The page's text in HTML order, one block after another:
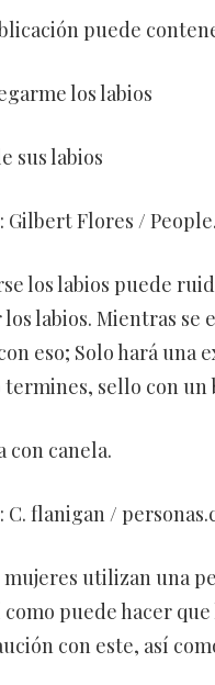
puede
los labios
sus labios
Gilbert Flores /
los labios puede
labios. Mientras se
eso; Solo hará una
termines, sello con un
con canela.
C. flanigan /
mujeres utilizan una
puede hacer
con este, así